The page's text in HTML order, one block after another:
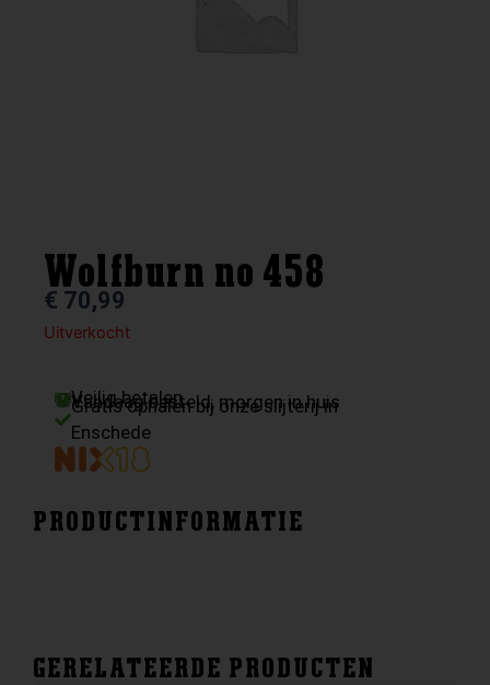
Wolfburn no 458
€ 70,99
Uitverkocht
Veilig betalen
Vandaag besteld, morgen in huis
Gratis ophalen bij onze slijterij in
Enschede
PRODUCTINFORMATIE
GERELATEERDE PRODUCTEN